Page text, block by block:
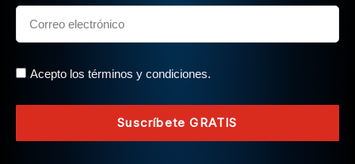
Acepto los términos y condiciones.
Suscríbete GRATIS